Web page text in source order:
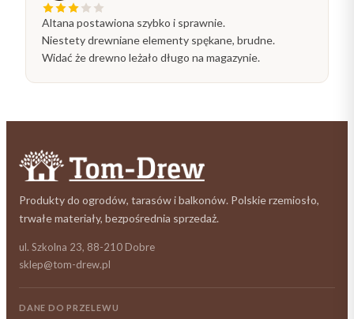
Altana postawiona szybko i sprawnie.
Niestety drewniane elementy spękane, brudne.
Widać że drewno leżało długo na magazynie.
Produkty do ogrodów, tarasów i balkonów. Polskie rzemiosło,
trwałe materiały, bezpośrednia sprzedaż.
ul. Szkolna 23, 88-210 Dobre
sklep@tom-drew.pl
DANE DO PRZELEWU